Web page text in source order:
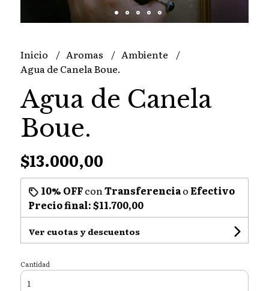
Inicio Aromas
Ambiente
Agua de Canela Boue.
Agua de Canela
Boue.
$13.000,00
10% OFFconTransferenciao Efectivo
Precio final:$11.700,00
Ver cuotas y descuentos
Cantidad